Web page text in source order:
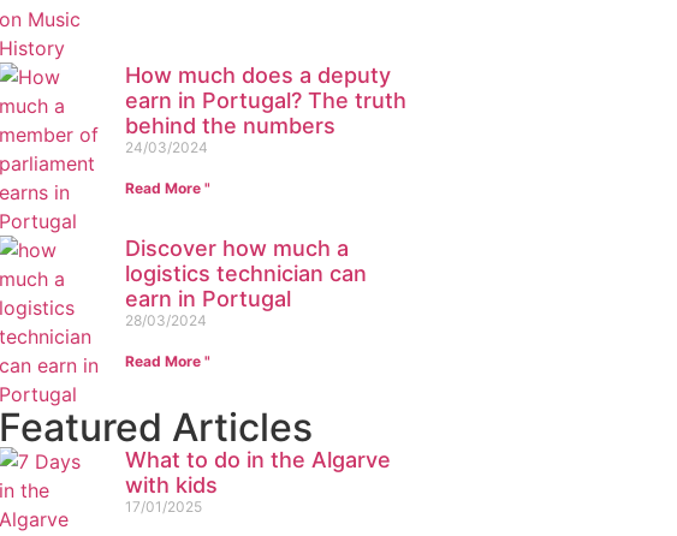
How much does a deputy
earn in Portugal? The truth
behind the numbers
24/03/2024
Read More "
Discover how much a
logistics technician can
earn in Portugal
28/03/2024
Read More "
Featured Articles
What to do in the Algarve
with kids
17/01/2025